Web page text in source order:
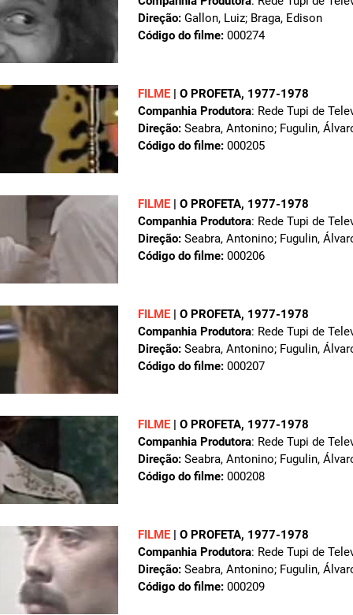
Direção: Gallon, Luiz; Braga, Edison
Código do filme: 000274
FILME | O PROFETA, 1977-1978
Companhia Produtora: Rede Tupi de
Direção: Seabra, Antonino; Fugulin,
Código do filme: 000205
FILME | O PROFETA, 1977-1978
Companhia Produtora: Rede Tupi de
Direção: Seabra, Antonino; Fugulin,
Código do filme: 000206
FILME | O PROFETA, 1977-1978
Companhia Produtora: Rede Tupi de
Direção: Seabra, Antonino; Fugulin,
Código do filme: 000207
FILME | O PROFETA, 1977-1978
Companhia Produtora: Rede Tupi de
Direção: Seabra, Antonino; Fugulin,
Código do filme: 000208
FILME | O PROFETA, 1977-1978
Companhia Produtora: Rede Tupi de
Direção: Seabra, Antonino; Fugulin,
Código do filme: 000209